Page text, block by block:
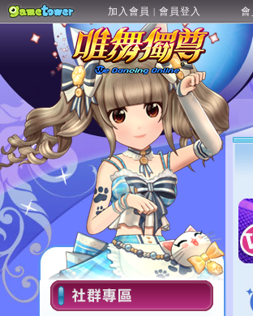
加入會員 | 會員登入 會